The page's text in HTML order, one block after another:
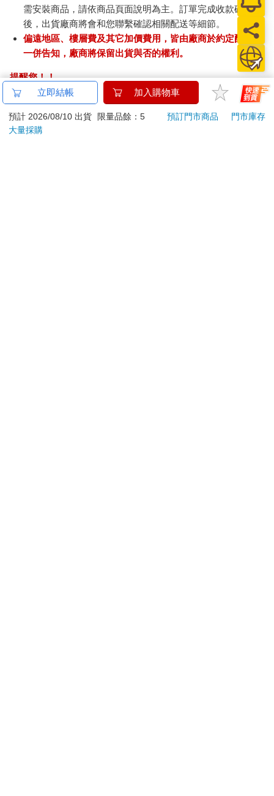
需安裝商品，請依商品頁面說明為主。訂單完成收款確認
後，出貨廠商將會和您聯繫確認相關配送等細節。
偏遠地區、樓層費及其它加價費用，皆由廠商於約定配送時
一併告知，廠商將保留出貨與否的權利。
提醒您！！
金石堂及銀行均不會請您操作ATM! 如接獲電話要求您前往
ATM提款機，請不要聽從指示，以免受騙上當！
退換貨須知：
立即結帳 加入購物車
預計 2026/08/10 出貨 限量品餘：5 預訂門市商品
門市庫存
大量採購